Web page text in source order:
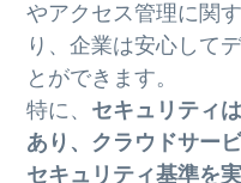
やアクセス管理に関
り、企業は安心して
とができます。
特に、 セキュリティ
あり、クラウドサー
セキュリティ基準を